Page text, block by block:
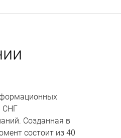
СНГ
Созданная в
состоит из 40